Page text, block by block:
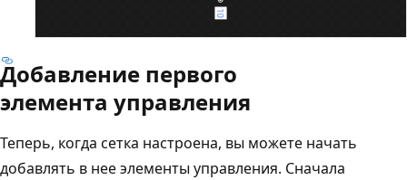
Добавление первого
элемента управления
Теперь, когда сетка настроена, вы можете начать
добавлять в нее элементы управления. Сначала